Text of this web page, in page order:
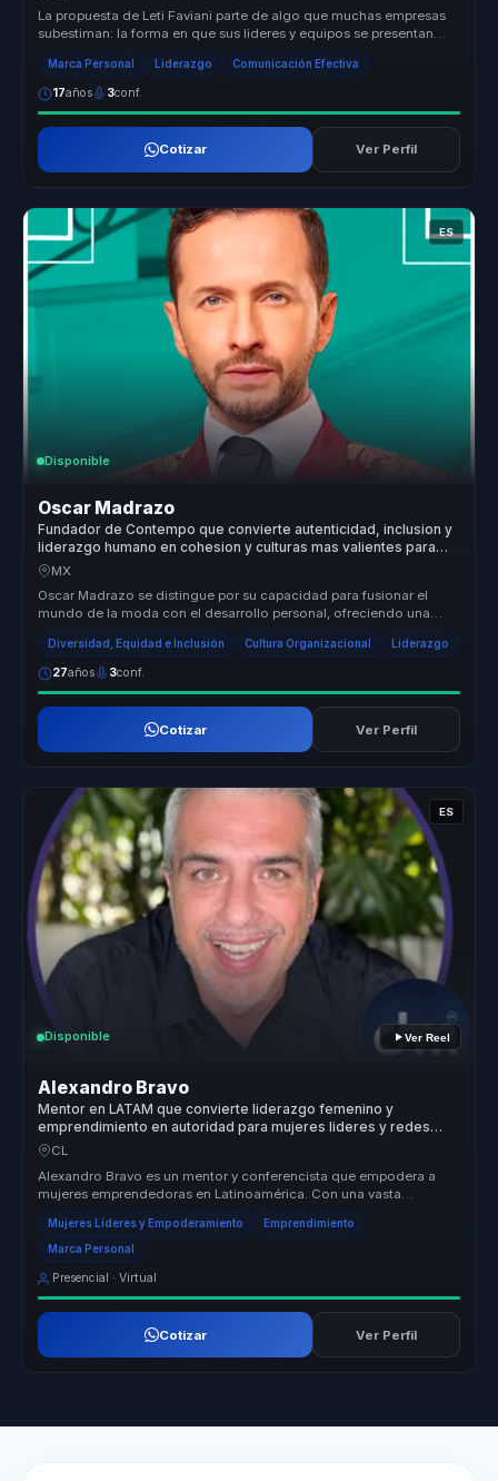
La propuesta de Leti Faviani parte de algo que muchas empresas
subestiman: la forma en que sus lideres y equipos se presentan
tambien com...
Marca Personal Liderazgo Comunicación Efectiva
17años 3conf.
Cotizar Ver Perfil
ES
Disponible
Oscar Madrazo
Fundador de Contempo que convierte autenticidad, inclusion y
liderazgo humano en cohesion y culturas mas valientes para
empresas y equipos.
MX
Oscar Madrazo se distingue por su capacidad para fusionar el
mundo de la moda con el desarrollo personal, ofreciendo una
propuesta de val...
Diversidad, Equidad e Inclusión Cultura Organizacional Liderazgo
27años 3conf.
Cotizar Ver Perfil
ES
Disponible Ver Reel
Alexandro Bravo
Mentor en LATAM que convierte liderazgo femenino y
emprendimiento en autoridad para mujeres lideres y redes
empresariales.
CL
Alexandro Bravo es un mentor y conferencista que empodera a
mujeres emprendedoras en Latinoamérica. Con una vasta
experiencia y formación...
Mujeres Líderes y Empoderamiento Emprendimiento
Marca Personal
Presencial · Virtual
Cotizar Ver Perfil